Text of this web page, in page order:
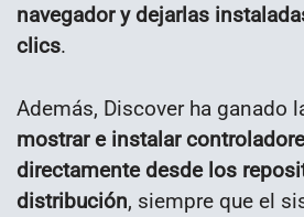
navegador y dejarlas
clics.
Además, Discover ha ganado
mostrar e instalar
directamente desde los
distribución, siempre que el